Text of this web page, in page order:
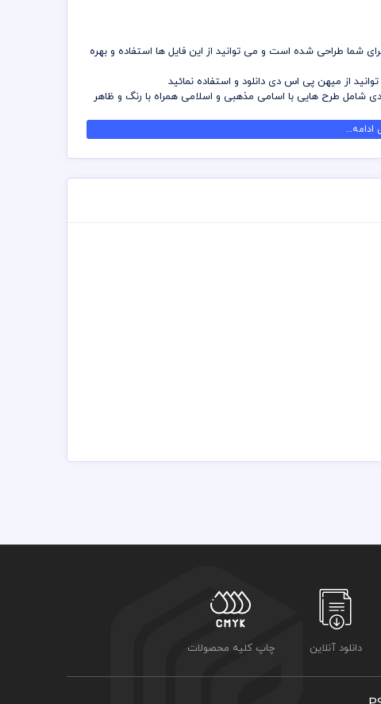
شما طراحی شده است و می توانید از این فایل ها استفاده و بهره
از میهن پی اس دی دانلود و استفاده نمائید
طرح هایی با اسامی مذهبی و اسلامی همراه با رنگ و ظاهر
صرفه جویی کنید و دسترسی بدون محدودیت به آرشیو طرح های
محدودیت در فتوشاپ بصورت دوربری و یا در هر ابعادی بدون
شما طراحان و دوست داران گردآوری و ساخته شود که بتوانید در
شما این قابلیت را می دهد که می توانید در هر ابعادی بزرگ
که طرز استفاده از وکتور لایه باز در سایت میهن پی اس دی
می باشد
ادامه...
دانلود آنلاین چاپ کلیه محصولات